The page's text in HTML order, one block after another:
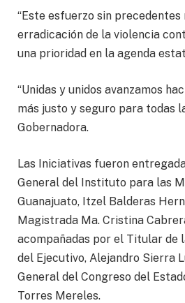
“Este esfuerzo sin
erradicación de la violencia
una prioridad en la agenda
“Unidas y unidos avanzamos
más justo y seguro para todas
Gobernadora.
Las Iniciativas fueron
General del Instituto para las
Guanajuato, Itzel Balderas
Magistrada Ma. Cristina
acompañadas por el Titular de
del Ejecutivo, Alejandro Sierra
General del Congreso del
Torres Mereles.